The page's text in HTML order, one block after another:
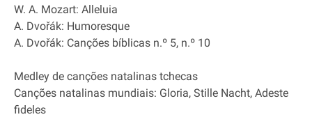
W. A. Mozart: Alleluia
A. Dvořák: Humoresque
A. Dvořák: Canções bíblicas n.º 5, n.º 10
Medley de canções natalinas tchecas
Canções natalinas mundiais: Gloria, Stille Nacht, Adeste
fideles